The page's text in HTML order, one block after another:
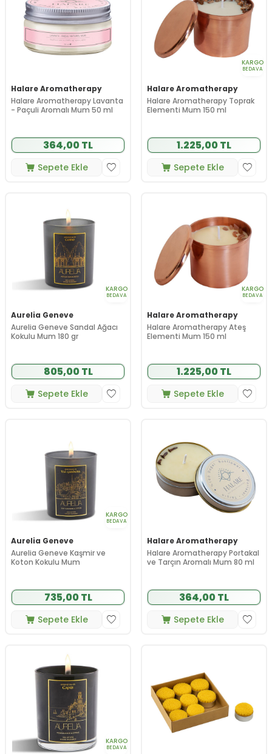
Halare Aromatherapy
Halare Aromatherapy Lavanta
- Paçuli Aromalı Mum 50 ml
364,00 TL
Sepete Ekle
KARGO
BEDAVA
Halare Aromatherapy
Halare Aromatherapy Toprak
Elementi Mum 150 ml
1.225,00 TL
Sepete Ekle
KARGO
BEDAVA
Aurelia Geneve
Aurelia Geneve Sandal Ağacı
Kokulu Mum 180 gr
805,00 TL
Sepete Ekle
KARGO
BEDAVA
Halare Aromatherapy
Halare Aromatherapy Ateş
Elementi Mum 150 ml
1.225,00 TL
Sepete Ekle
KARGO
BEDAVA
Aurelia Geneve
Aurelia Geneve Kaşmir ve
Koton Kokulu Mum
735,00 TL
Sepete Ekle
Halare Aromatherapy
Halare Aromatherapy Portakal
ve Tarçın Aromalı Mum 80 ml
364,00 TL
Sepete Ekle
KARGO
BEDAVA